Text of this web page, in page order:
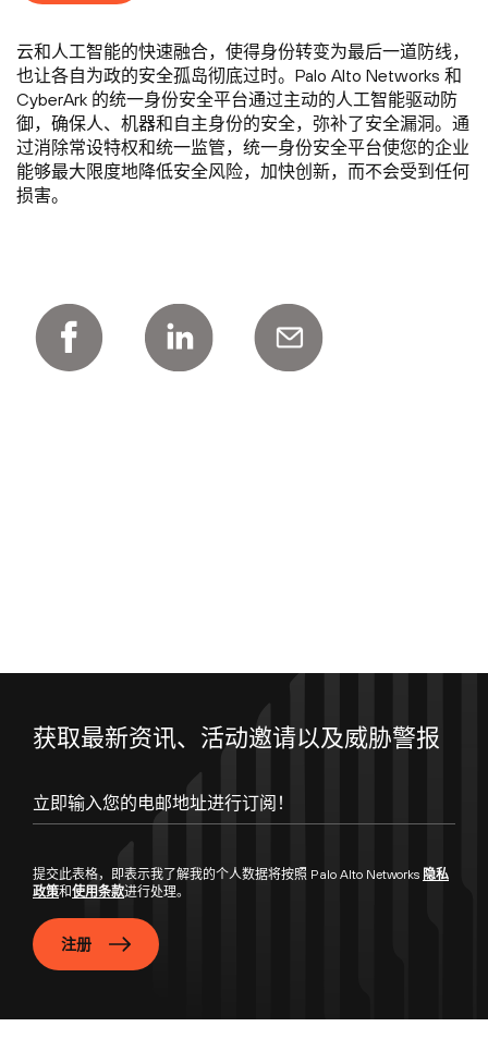
云和人工智能的快速融合，使得身份转变为最后一道防线，
也让各自为政的安全孤岛彻底过时。Palo Alto Networks 和
CyberArk 的统一身份安全平台通过主动的人工智能驱动防
御，确保人、机器和自主身份的安全，弥补了安全漏洞。通
过消除常设特权和统一监管，统一身份安全平台使您的企业
能够最大限度地降低安全风险，加快创新，而不会受到任何
损害。
获取最新资讯、活动邀请以及威胁警报
提交此表格，即表示我了解我的个人数据将按照 Palo Alto Networks 隐私
政策和使用条款进行处理。
注册